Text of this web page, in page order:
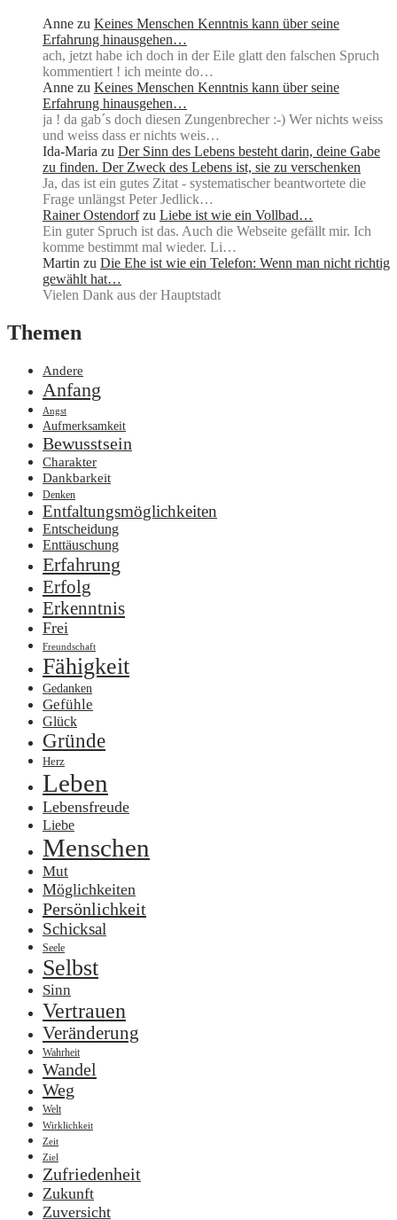
Anne zu Keines Menschen Kenntnis kann über seine
Erfahrung hinausgehen…
ach, jetzt habe ich doch in der Eile glatt den falschen Spruch
kommentiert ! ich meinte do…
Anne zu Keines Menschen Kenntnis kann über seine
Erfahrung hinausgehen…
ja ! da gab´s doch diesen Zungenbrecher :-) Wer nichts weiss
und weiss dass er nichts weis…
Ida-Maria zu Der Sinn des Lebens besteht darin, deine Gabe
zu finden. Der Zweck des Lebens ist, sie zu verschenken
Ja, das ist ein gutes Zitat - systematischer beantwortete die
Frage unlängst Peter Jedlick…
Rainer Ostendorf zu Liebe ist wie ein Vollbad…
Ein guter Spruch ist das. Auch die Webseite gefällt mir. Ich
komme bestimmt mal wieder. Li…
Martin zu Die Ehe ist wie ein Telefon: Wenn man nicht richtig
gewählt hat…
Vielen Dank aus der Hauptstadt
Themen
Andere
Anfang
Angst
Aufmerksamkeit
Bewusstsein
Charakter
Dankbarkeit
Denken
Entfaltungsmöglichkeiten
Entscheidung
Enttäuschung
Erfahrung
Erfolg
Erkenntnis
Frei
Freundschaft
Fähigkeit
Gedanken
Gefühle
Glück
Gründe
Herz
Leben
Lebensfreude
Liebe
Menschen
Mut
Möglichkeiten
Persönlichkeit
Schicksal
Seele
Selbst
Sinn
Vertrauen
Veränderung
Wahrheit
Wandel
Weg
Welt
Wirklichkeit
Zeit
Ziel
Zufriedenheit
Zukunft
Zuversicht